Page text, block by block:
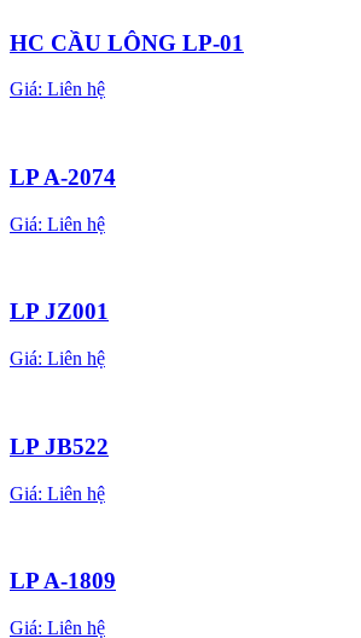
HC CẦU LÔNG LP-01
Giá: Liên hệ
LP A-2074
Giá: Liên hệ
LP JZ001
Giá: Liên hệ
LP JB522
Giá: Liên hệ
LP A-1809
Giá: Liên hệ